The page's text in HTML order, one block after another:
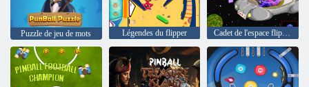
Puzzle de jeu de mots Légendes du flipper